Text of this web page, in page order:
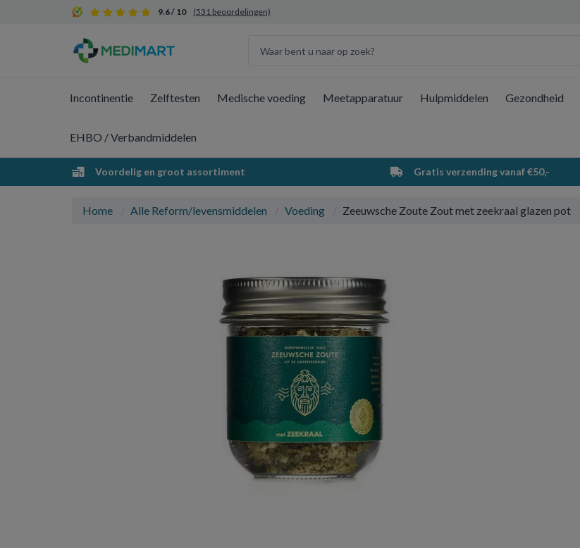
9.6 / 10 (531 beoordelingen)
Incontinentie Zelftesten Medische voeding Meetapparatuur Hulpmiddelen Gezondheid
EHBO / Verbandmiddelen
Voordelig en groot assortiment Gratis verzending vanaf €50,-
Home Alle Reform/levensmiddelen Voeding Zeeuwsche Zoute Zout met zeekraal glazen pot